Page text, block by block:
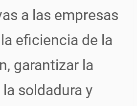
a las empresas
eficiencia de la
garantizar la
soldadura y